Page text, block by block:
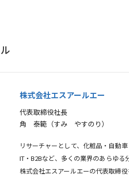
株式会社エスアールエー
代表取締役社長
角 泰範（すみ やすのり）
リサーチャーとして、化粧品・自動
IT・B2Bなど、多くの業界のあらゆ
株式会社エスアールエーの代表取締